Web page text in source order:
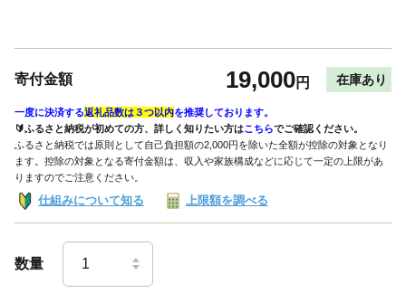
寄付金額 19,000円 在庫あり
一度に決済する返礼品数は３つ以内を推奨しております。
🔰ふるさと納税が初めての方、詳しく知りたい方はこちらでご確認ください。
ふるさと納税では原則として自己負担額の2,000円を除いた全額が控除の対象となり
ます。控除の対象となる寄付金額は、収入や家族構成などに応じて一定の上限があ
りますのでご注意ください。
仕組みについて知る 上限額を調べる
数量